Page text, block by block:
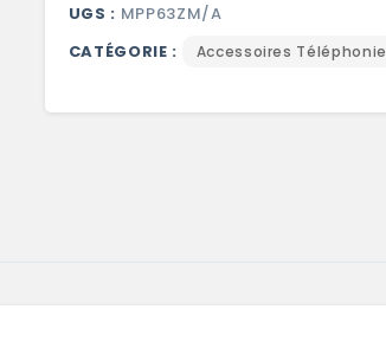
UGS : MPP63ZM/A
CATÉGORIE :
Accessoires Téléphonie